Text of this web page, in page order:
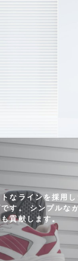
なラインを採用
す。 シンプルな
貢献します。